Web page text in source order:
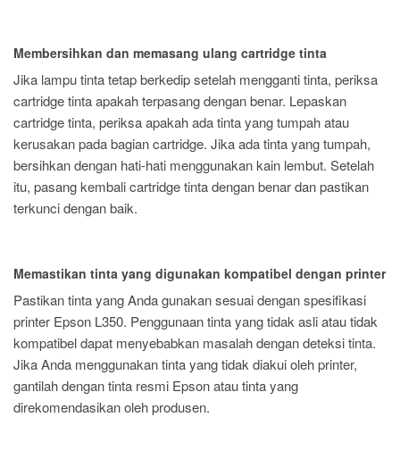
Membersihkan dan memasang ulang cartridge tinta
Jika lampu tinta tetap berkedip setelah mengganti tinta, periksa
cartridge tinta apakah terpasang dengan benar. Lepaskan
cartridge tinta, periksa apakah ada tinta yang tumpah atau
kerusakan pada bagian cartridge. Jika ada tinta yang tumpah,
bersihkan dengan hati-hati menggunakan kain lembut. Setelah
itu, pasang kembali cartridge tinta dengan benar dan pastikan
terkunci dengan baik.
Memastikan tinta yang digunakan kompatibel dengan printer
Pastikan tinta yang Anda gunakan sesuai dengan spesifikasi
printer Epson L350. Penggunaan tinta yang tidak asli atau tidak
kompatibel dapat menyebabkan masalah dengan deteksi tinta.
Jika Anda menggunakan tinta yang tidak diakui oleh printer,
gantilah dengan tinta resmi Epson atau tinta yang
direkomendasikan oleh produsen.